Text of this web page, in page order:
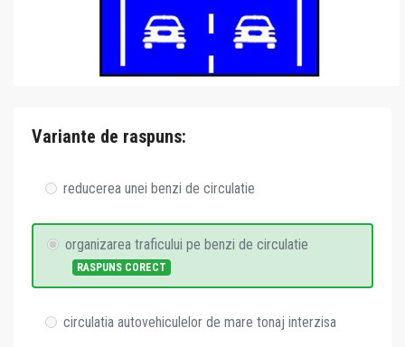
Variante de raspuns:
reducerea unei benzi de circulatie
organizarea traficului pe benzi de circulatie
RASPUNS CORECT
circulatia autovehiculelor de mare tonaj interzisa